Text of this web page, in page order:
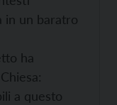
in un baratro
ha
a questo